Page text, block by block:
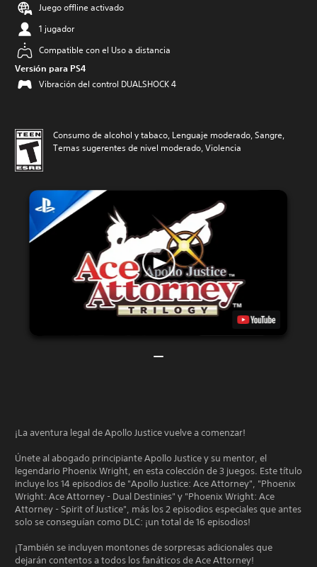
Juego offline activado
1 jugador
Compatible con el Uso a distancia
Versión para PS4
Vibración del control DUALSHOCK 4
Consumo de alcohol y tabaco, Lenguaje moderado, Sangre,
Temas sugerentes de nivel moderado, Violencia
¡La aventura legal de Apollo Justice vuelve a comenzar!
Únete al abogado principiante Apollo Justice y su mentor, el
legendario Phoenix Wright, en esta colección de 3 juegos. Este título
incluye los 14 episodios de "Apollo Justice: Ace Attorney", "Phoenix
Wright: Ace Attorney - Dual Destinies" y "Phoenix Wright: Ace
Attorney - Spirit of Justice", más los 2 episodios especiales que antes
solo se conseguían como DLC: ¡un total de 16 episodios!
¡También se incluyen montones de sorpresas adicionales que
dejarán contentos a todos los fanáticos de Ace Attorney!